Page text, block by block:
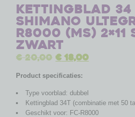
Kettingblad
Shimano
R8000 (MS) 2×11
zwart
€20,00 €18,00
Product specificaties:
Type voorblad: dubbel
Kettingblad 34T (combinatie met 50
Geschikt voor: FC-R8000